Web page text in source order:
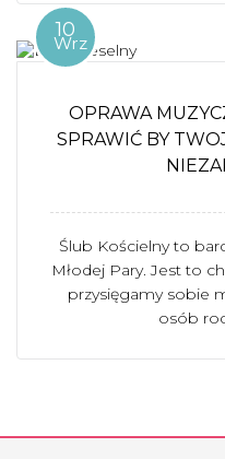
10
Wrz
OPRAWA
SPRAWIĆ BY
Ślub Kościelny to
Młodej Pary. Jest to
przysięgamy sobie
osób